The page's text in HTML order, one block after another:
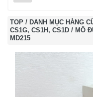
TOP / DANH MỤC HÀNG
CS1G, CS1H, CS1D / MÔ
MD215